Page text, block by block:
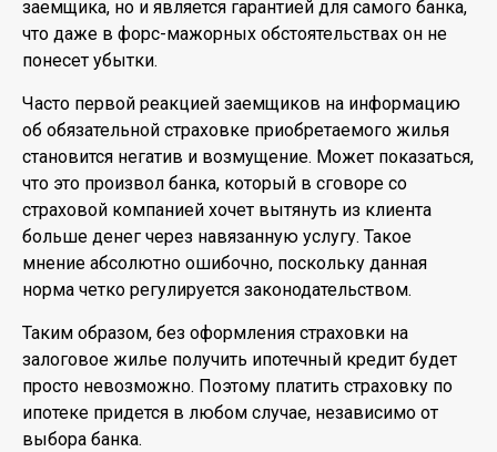
заемщика, но и является гарантией для самого банка,
что даже в форс-мажорных обстоятельствах он не
понесет убытки.
Часто первой реакцией заемщиков на информацию
об обязательной страховке приобретаемого жилья
становится негатив и возмущение. Может показаться,
что это произвол банка, который в сговоре со
страховой компанией хочет вытянуть из клиента
больше денег через навязанную услугу. Такое
мнение абсолютно ошибочно, поскольку данная
норма четко регулируется законодательством.
Таким образом, без оформления страховки на
залоговое жилье получить ипотечный кредит будет
просто невозможно. Поэтому платить страховку по
ипотеке придется в любом случае, независимо от
выбора банка.